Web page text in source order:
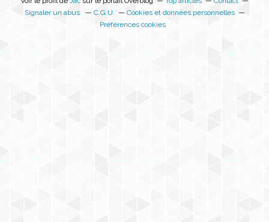
Signaler un abus
C.G.U.
Cookies et données personnelles
Préférences cookies